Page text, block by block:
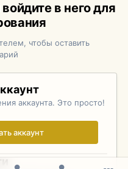
в него для
чтобы оставить
аккаунта. Это просто!
аккаунт